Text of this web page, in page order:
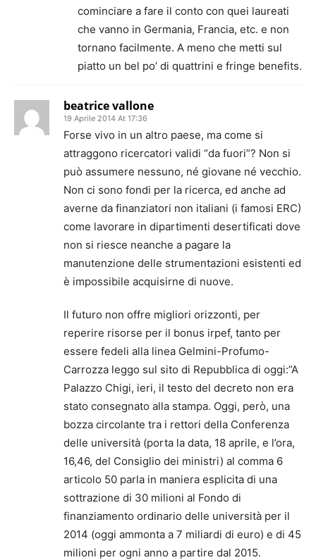
cominciare a fare il conto con quei laureati
che vanno in Germania, Francia, etc. e non
tornano facilmente. A meno che metti sul
piatto un bel po’ di quattrini e fringe benefits.
beatrice vallone
19 Aprile 2014 At 17:36
Forse vivo in un altro paese, ma come si
attraggono ricercatori validi “da fuori”? Non si
può assumere nessuno, né giovane né vecchio.
Non ci sono fondi per la ricerca, ed anche ad
averne da finanziatori non italiani (i famosi ERC)
come lavorare in dipartimenti desertificati dove
non si riesce neanche a pagare la
manutenzione delle strumentazioni esistenti ed
è impossibile acquisirne di nuove.
Il futuro non offre migliori orizzonti, per
reperire risorse per il bonus irpef, tanto per
essere fedeli alla linea Gelmini-Profumo-
Carrozza leggo sul sito di Repubblica di oggi:”A
Palazzo Chigi, ieri, il testo del decreto non era
stato consegnato alla stampa. Oggi, però, una
bozza circolante tra i rettori della Conferenza
delle università (porta la data, 18 aprile, e l’ora,
16,46, del Consiglio dei ministri) al comma 6
articolo 50 parla in maniera esplicita di una
sottrazione di 30 milioni al Fondo di
finanziamento ordinario delle università per il
2014 (oggi ammonta a 7 miliardi di euro) e di 45
milioni per ogni anno a partire dal 2015.